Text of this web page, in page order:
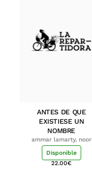
ANTES DE QUE
EXISTIESE UN
NOMBRE
ammar lamarty, noor
Disponible
22.00€